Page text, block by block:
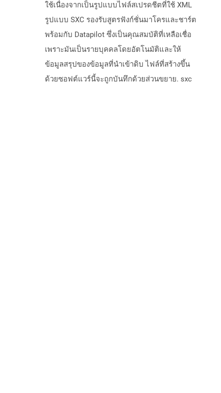
ใช้เนื่องจากเป็นรูปแบบไฟล์สเปรดชีตที่ใช้ XML
รูปแบบ SXC รองรับสูตรฟังก์ชั่นมาโครและชาร์ต
พร้อมกับ Datapilot ซึ่งเป็นคุณสมบัติที่เหลือเชื่อ
เพราะมันเป็นรายบุคคลโดยอัตโนมัติและให้
ข้อมูลสรุปของข้อมูลที่นำเข้าดิบ ไฟล์ที่สร้างขึ้น
ด้วยซอฟต์แวร์นี้จะถูกบันทึกด้วยส่วนขยาย. sxc